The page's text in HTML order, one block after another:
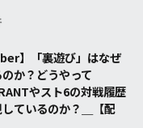
】「裏遊び」はなぜ
か？どうやって
やスト6の対戦履歴
ているのか？＿【配